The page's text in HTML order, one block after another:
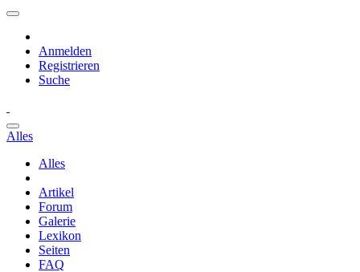
Anmelden
Registrieren
Suche
Alles
Alles
Artikel
Forum
Galerie
Lexikon
Seiten
FAQ